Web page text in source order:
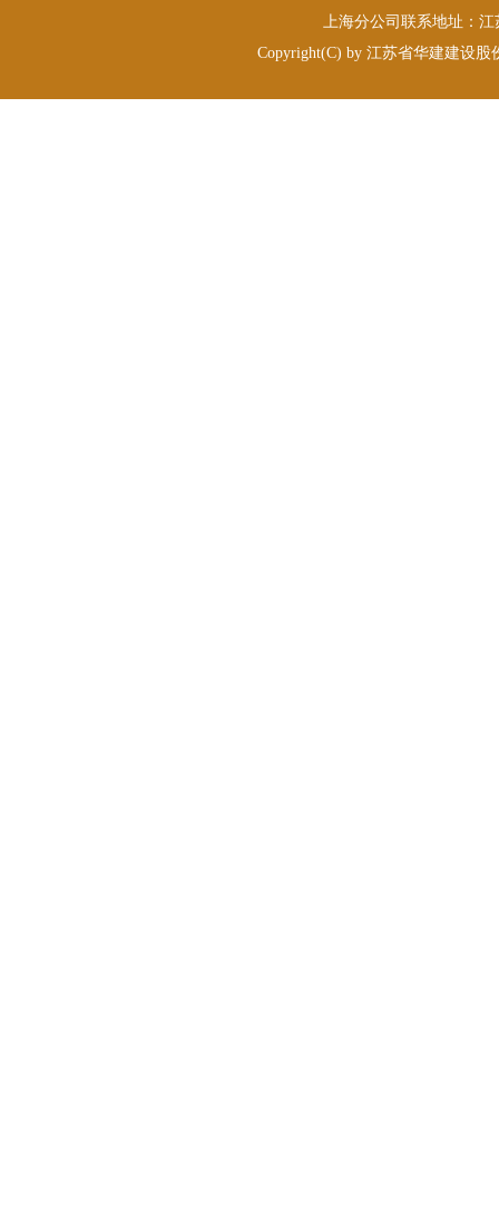
上海分公司联系地址：
Copyright(C) by 江苏省华建建设